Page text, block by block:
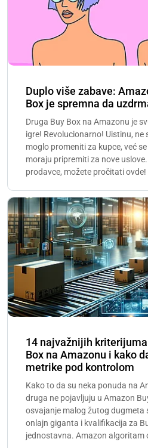
Duplo više zabave:
Box je spremna da
Druga Buy Box na Amazonu je
igre! Revolucionarno! Uistinu, ne
moglo promeniti za kupce, već
moraju pripremiti za nove
prodavce, možete pročitati ovde!
14 najvažnijih
Box na Amazonu i kako
metrike pod kontrolom
Kako to da su neka ponuda na
druga ne pojavljuju u Amazon
osvajanje malog žutog dugmeta
onlajn giganta i kvalifikacija za
jednostavna. Amazon algoritam